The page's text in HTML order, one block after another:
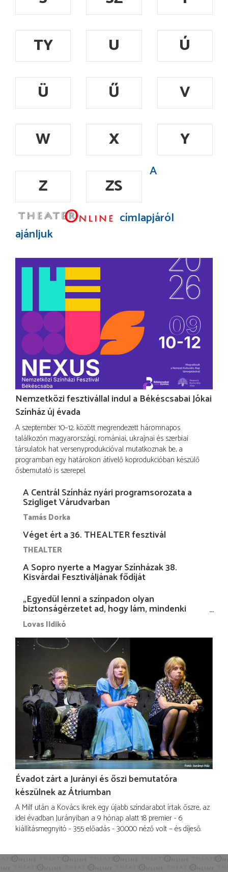
TY
U
Ú
Ü
Ű
V
W
X
Y
Z
ZS
A
címlapjáról
ajánljuk
Nemzetközi fesztivállal indul a Békéscsabai Jókai
Színház új évada
A szeptember 10–12. között megrendezett háromnapos
találkozón magyarországi, romániai, ukrajnai és szerbiai
társulatok hat versenyprodukcióval mutatkoznak be, a
programban egy határokon átívelő koprodukcióban készülő
ősbemutató is szerepel.
A Centrál Színház nyári programsorozata a
Szigliget Várudvarban
Tamás Dorka
Véget ért a 36. THEALTER fesztivál
THEALTER
A Sopro nyerte a Magyar Színházak 38.
Kisvárdai Fesztiváljának fődíját
„Egyedül lenni a színpadon olyan
biztonságérzetet ad, hogy lám, mindenki
más nélkül is megvagyok magammal…”
Lovas Ildikó
Évadot zárt a Jurányi és őszi bemutatóra
készülnek az Átriumban
A Milf után a Kovács ikrek egy újabb színdarabot írtak őszre, az
idei évadban Jurányiban a 9 hónap alatt 18 premier - 6
kiállításmegnyitó - 355 előadás - 30.000 néző volt – és díjeső.